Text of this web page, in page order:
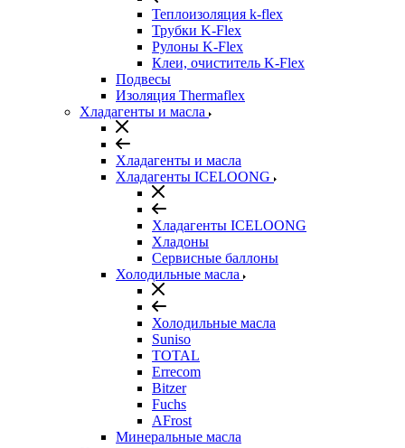
Теплоизоляция k-flex
Трубки K-Flex
Рулоны K-Flex
Клеи, очиститель K-Flex
Подвесы
Изоляция Thermaflex
Хладагенты и масла
Хладагенты и масла
Хладагенты ICELOONG
Хладагенты ICELOONG
Хладоны
Сервисные баллоны
Холодильные масла
Холодильные масла
Suniso
TOTAL
Errecom
Bitzer
Fuchs
AFrost
Минеральные масла